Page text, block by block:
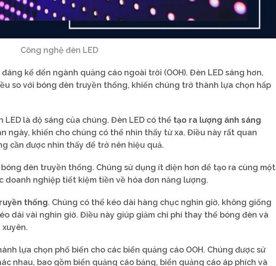
Công nghệ đèn LED
kể đến ngành quảng cáo ngoài trời (OOH). Đèn LED sáng hơn,
so với bóng đèn truyền thống, khiến chúng trở thành lựa chọn hấp
là độ sáng của chúng. Đèn LED có thể tạo ra lượng ánh sáng
ngày, khiến cho chúng có thể nhìn thấy từ xa. Điều này rất quan
cần được nhìn thấy để trở nên hiệu quả.
bóng đèn truyền thống. Chúng sử dụng ít điện hơn để tạo ra cùng một
doanh nghiệp tiết kiệm tiền về hóa đơn năng lượng.
thống. Chúng có thể kéo dài hàng chục nghìn giờ, không giống
dài vài nghìn giờ. Điều này giúp giảm chi phí thay thế bóng đèn và
lựa chọn phổ biến cho các biển quảng cáo OOH. Chúng được sử
nhau, bao gồm biển quảng cáo bảng, biển quảng cáo áp phích và